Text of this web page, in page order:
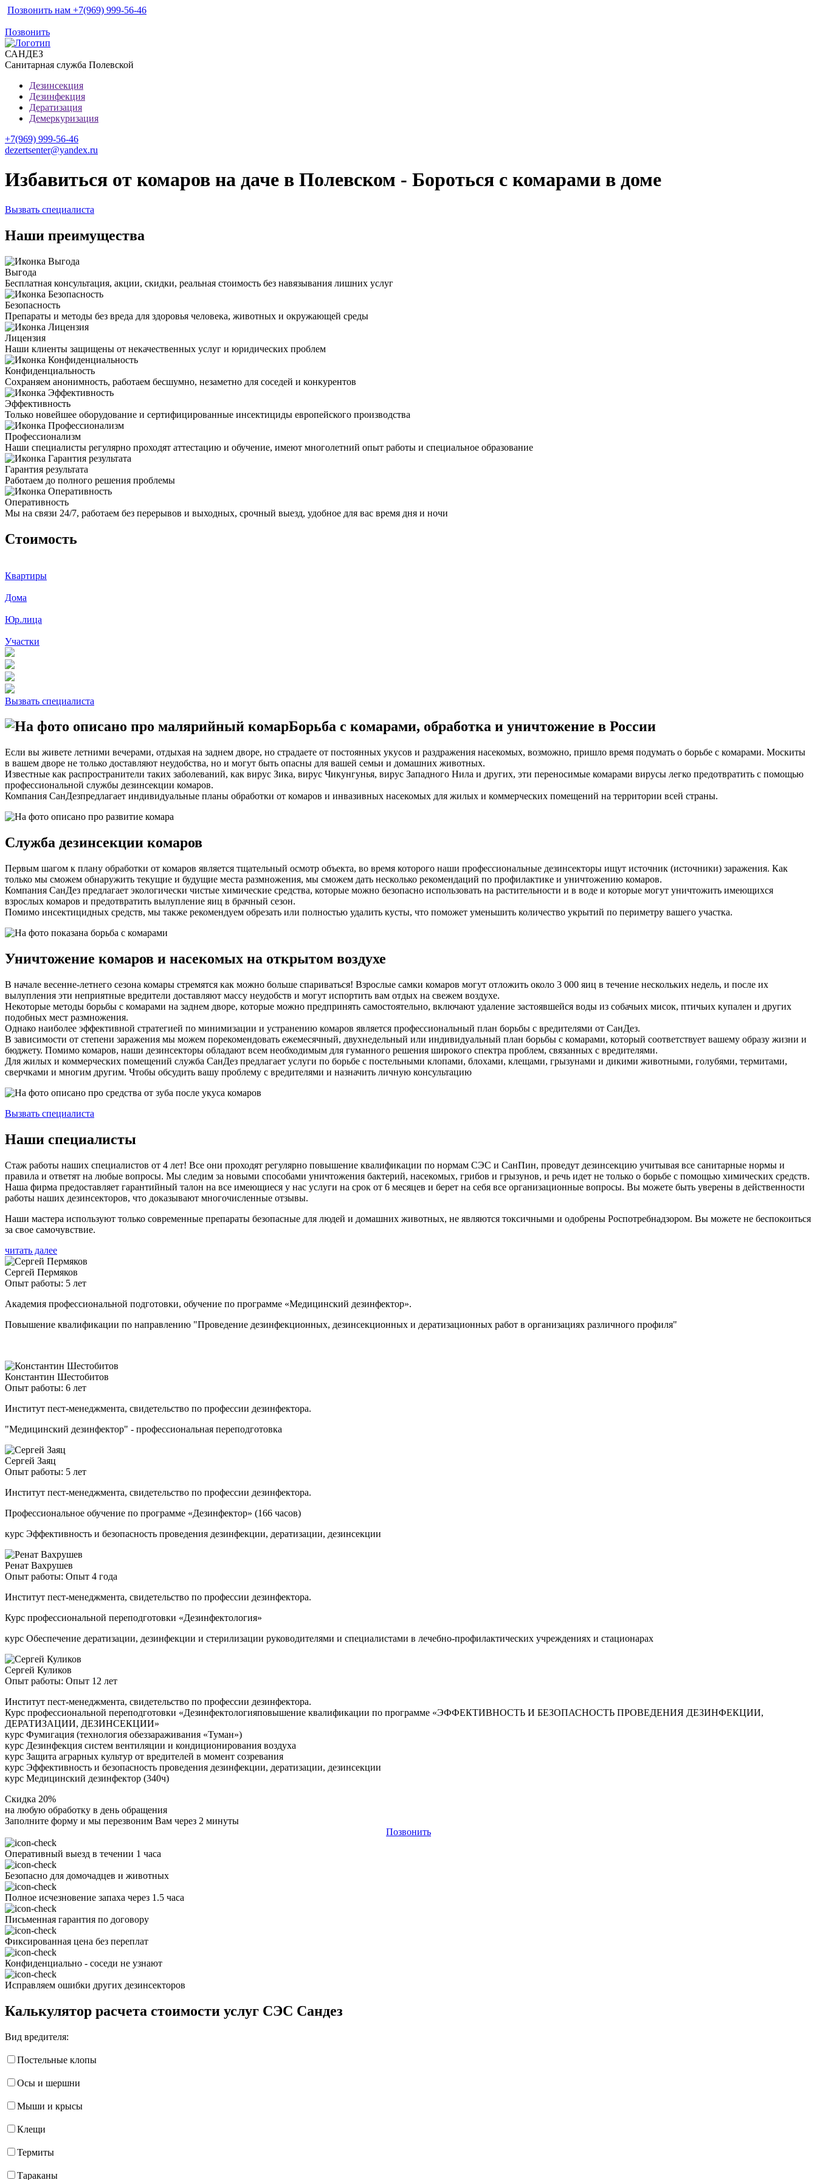
Позвонить нам +7(969) 999-56-46
Позвонить
САНДЕЗ
Санитарная служба Полевской
Дезинсекция
Дезинфекция
Дератизация
Демеркуризация
+7(969) 999-56-46
dezertsenter@yandex.ru
Избавиться от комаров на даче в Полевском - Бороться с комарами в доме
Вызвать специалиста
Наши преимущества
Выгода
Бесплатная консультация, акции, скидки, реальная стоимость без навязывания лишних услуг
Безопасность
Препараты и методы без вреда для здоровья человека, животных и окружающей среды
Лицензия
Наши клиенты защищены от некачественных услуг и юридических проблем
Конфиденциальность
Сохраняем анонимность, работаем бесшумно, незаметно для соседей и конкурентов
Эффективность
Только новейшее оборудование и сертифицированные инсектициды европейского производства
Профессионализм
Наши специалисты регулярно проходят аттестацию и обучение, имеют многолетний опыт работы и специальное образование
Гарантия результата
Работаем до полного решения проблемы
Оперативность
Мы на связи 24/7, работаем без перерывов и выходных, срочный выезд, удобное для вас время дня и ночи
Стоимость
Квартиры
Дома
Юр.лица
Участки
Вызвать специалиста
Борьба с комарами, обработка и уничтожение в России
Если вы живете летними вечерами, отдыхая на заднем дворе, но страдаете от постоянных укусов и раздражения насекомых, возможно, пришло время подумать о борьбе с комарами. Москиты
в вашем дворе не только доставляют неудобства, но и могут быть опасны для вашей семьи и домашних животных.
Известные как распространители таких заболеваний, как вирус Зика, вирус Чикунгунья, вирус Западного Нила и других, эти переносимые комарами вирусы легко предотвратить с помощью
профессиональной службы дезинсекции комаров.
Компания СанДезпредлагает индивидуальные планы обработки от комаров и инвазивных насекомых для жилых и коммерческих помещений на территории всей страны.
Служба дезинсекции комаров
Первым шагом к плану обработки от комаров является тщательный осмотр объекта, во время которого наши профессиональные дезинсекторы ищут источник (источники) заражения. Как
только мы сможем обнаружить текущие и будущие места размножения, мы сможем дать несколько рекомендаций по профилактике и уничтожению комаров.
Компания СанДез предлагает экологически чистые химические средства, которые можно безопасно использовать на растительности и в воде и которые могут уничтожить имеющихся
взрослых комаров и предотвратить вылупление яиц в брачный сезон.
Помимо инсектицидных средств, мы также рекомендуем обрезать или полностью удалить кусты, что поможет уменьшить количество укрытий по периметру вашего участка.
Уничтожение комаров и насекомых на открытом воздухе
В начале весенне-летнего сезона комары стремятся как можно больше спариваться! Взрослые самки комаров могут отложить около 3 000 яиц в течение нескольких недель, и после их
вылупления эти неприятные вредители доставляют массу неудобств и могут испортить вам отдых на свежем воздухе.
Некоторые методы борьбы с комарами на заднем дворе, которые можно предпринять самостоятельно, включают удаление застоявшейся воды из собачьих мисок, птичьих купален и других
подобных мест размножения.
Однако наиболее эффективной стратегией по минимизации и устранению комаров является профессиональный план борьбы с вредителями от СанДез.
В зависимости от степени заражения мы можем порекомендовать ежемесячный, двухнедельный или индивидуальный план борьбы с комарами, который соответствует вашему образу жизни и
бюджету. Помимо комаров, наши дезинсекторы обладают всем необходимым для гуманного решения широкого спектра проблем, связанных с вредителями.
Для жилых и коммерческих помещений служба СанДез предлагает услуги по борьбе с постельными клопами, блохами, клещами, грызунами и дикими животными, голубями, термитами,
сверчками и многим другим. Чтобы обсудить вашу проблему с вредителями и назначить личную консультацию
Вызвать специалиста
Наши специалисты
Стаж работы наших специалистов от 4 лет! Все они проходят регулярно повышение квалификации по нормам СЭС и СанПин, проведут дезинсекцию учитывая все санитарные нормы и
правила и ответят на любые вопросы. Мы следим за новыми способами уничтожения бактерий, насекомых, грибов и грызунов, и речь идет не только о борьбе с помощью химических средств.
Наша фирма предоставляет гарантийный талон на все имеющиеся у нас услуги на срок от 6 месяцев и берет на себя все организационные вопросы. Вы можете быть уверены в действенности
работы наших дезинсекторов, что доказывают многочисленные отзывы.
Наши мастера используют только современные препараты безопасные для людей и домашних животных, не являются токсичными и одобрены Роспотребнадзором. Вы можете не беспокоиться
за свое самочувствие.
читать далее
Сергей Пермяков
Опыт работы: 5 лет
Академия профессиональной подготовки, обучение по программе «Медицинский дезинфектор».
Повышение квалификации по направлению "Проведение дезинфекционных, дезинсекционных и дератизационных работ в организациях различного профиля"
Константин Шестобитов
Опыт работы: 6 лет
Институт пест-менеджмента, свидетельство по профессии дезинфектора.
"Медицинский дезинфектор" - профессиональная переподготовка
Сергей Заяц
Опыт работы: 5 лет
Институт пест-менеджмента, свидетельство по профессии дезинфектора.
Профессиональное обучение по программе «Дезинфектор» (166 часов)
курс Эффективность и безопасность проведения дезинфекции, дератизации, дезинсекции
Ренат Вахрушев
Опыт работы: Опыт 4 года
Институт пест-менеджмента, свидетельство по профессии дезинфектора.
Курс профессиональной переподготовки «Дезинфектология»
курс Обеспечение дератизации, дезинфекции и стерилизации руководителями и специалистами в лечебно-профилактических учреждениях и стационарах
Сергей Куликов
Опыт работы: Опыт 12 лет
Институт пест-менеджмента, свидетельство по профессии дезинфектора.
Курс профессиональной переподготовки «Дезинфектологияповышение квалификации по программе «ЭФФЕКТИВНОСТЬ И БЕЗОПАСНОСТЬ ПРОВЕДЕНИЯ ДЕЗИНФЕКЦИИ,
ДЕРАТИЗАЦИИ, ДЕЗИНСЕКЦИИ»
курс Фумигация (технология обеззараживания «Туман»)
курс Дезинфекция систем вентиляции и кондиционирования воздуха
курс Защита аграрных культур от вредителей в момент созревания
курс Эффективность и безопасность проведения дезинфекции, дератизации, дезинсекции
курс Медицинский дезинфектор (340ч)
Скидка 20%
на любую обработку в день обращения
Заполните форму и мы перезвоним Вам через 2 минуты
Позвонить
Оперативный выезд в течении 1 часа
Безопасно для домочадцев и животных
Полное исчезновение запаха через 1.5 часа
Письменная гарантия по договору
Фиксированная цена без переплат
Конфиденциально - соседи не узнают
Исправляем ошибки других дезинсекторов
Калькулятор расчета стоимости услуг СЭС Сандез
Вид вредителя:
Постельные клопы
Осы и шершни
Мыши и крысы
Клещи
Термиты
Тараканы